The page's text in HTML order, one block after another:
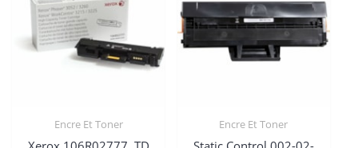
Encre Et Toner Encre Et Toner